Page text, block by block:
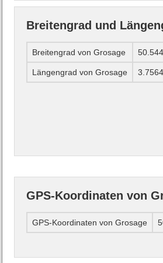
Breitengrad und
Breitengrad von Grosage
Längengrad von Grosage
GPS-Koordinaten von
GPS-Koordinaten von Grosage